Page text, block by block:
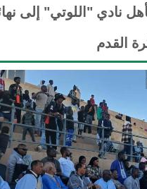
نادي "اللوتي" إلى
القدم